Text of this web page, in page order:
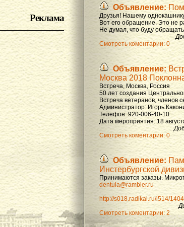
Реклама
Объявление:
Друзья! Нашему
Вот его обращение. Это не
Не думал, что буду
Смотреть коментарии: 0
Объявление:
Москва 2018
Встреча, Москва, Россия
50 лет создания
Встреча ветеранов, членов
Администратор: Игорь
Телефон: 920-006-40-10
Дата мероприятия: 18 августа
Смотреть коментарии: 0
Объявление:
Инстербургской
Принимаются заказы.
dentula@rambler.ru
http://s018.radikal.ru/i514/
Смотреть коментарии: 2